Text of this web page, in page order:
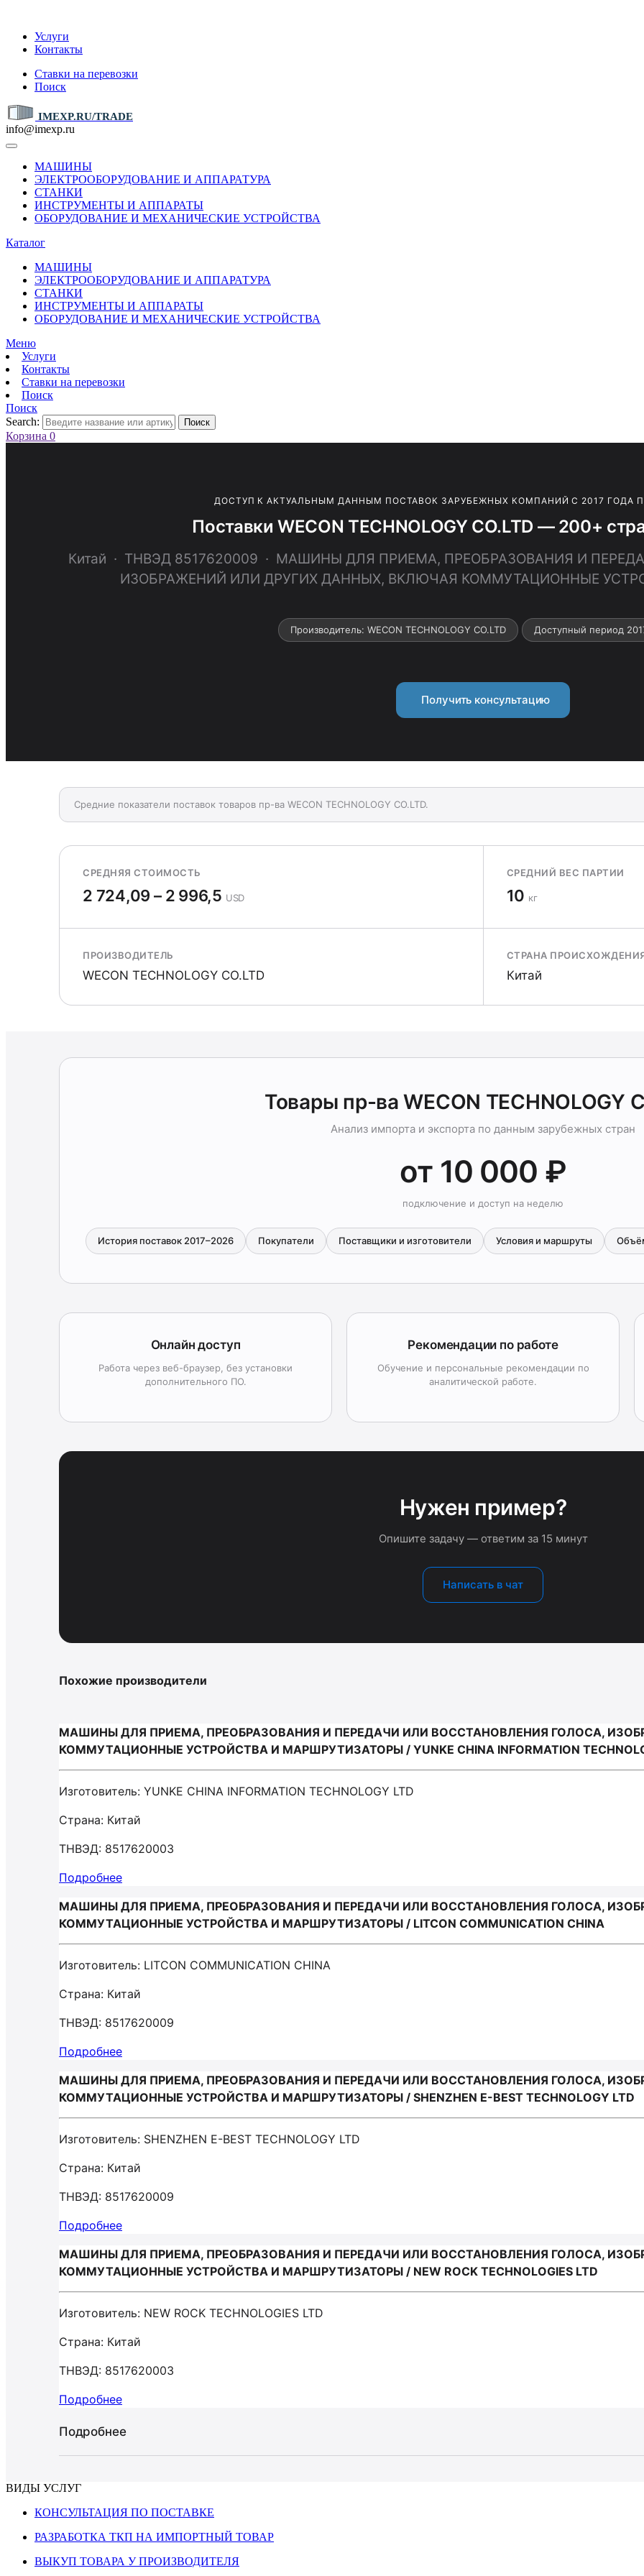
Услуги
Контакты
Ставки на перевозки
Поиск
IMEXP.RU/TRADE
info@imexp.ru
МАШИНЫ
ЭЛЕКТРООБОРУДОВАНИЕ И АППАРАТУРА
СТАНКИ
ИНСТРУМЕНТЫ И АППАРАТЫ
ОБОРУДОВАНИЕ И МЕХАНИЧЕСКИЕ УСТРОЙСТВА
Каталог
МАШИНЫ
ЭЛЕКТРООБОРУДОВАНИЕ И АППАРАТУРА
СТАНКИ
ИНСТРУМЕНТЫ И АППАРАТЫ
ОБОРУДОВАНИЕ И МЕХАНИЧЕСКИЕ УСТРОЙСТВА
Меню
Услуги
Контакты
Ставки на перевозки
Поиск
Поиск
Search:
Поиск
Корзина 0
ДОСТУП К АКТУАЛЬНЫМ ДАННЫМ ПОСТАВОК ЗАРУБЕЖНЫХ КОМПАНИЙ С 2017 ГОДА
Поставки WECON TECHNOLOGY CO.LTD — 200+
Китай · ТНВЭД 8517620009 · МАШИНЫ ДЛЯ ПРИЕМА, ПРЕОБРАЗОВАНИЯ И
ИЗОБРАЖЕНИЙ ИЛИ ДРУГИХ ДАННЫХ, ВКЛЮЧАЯ КОММУТАЦИОННЫЕ
Производитель: WECON TECHNOLOGY CO.LTD Доступный период
Получить консультацию
Средние показатели поставок товаров пр-ва WECON TECHNOLOGY CO.LTD.
СРЕДНЯЯ СТОИМОСТЬ
2 724,09 – 2 996,5 USD
СРЕДНИЙ ВЕС ПАРТИИ
10 кг
ПРОИЗВОДИТЕЛЬ
WECON TECHNOLOGY CO.LTD
СТРАНА
Китай
Товары пр-ва WECON TECHNOLOGY
Анализ импорта и экспорта по данным зарубежных стран
от 10 000 ₽
подключение и доступ на неделю
История поставок 2017–2026 Покупатели Поставщики и изготовители Условия и маршруты
Онлайн доступ
Работа через веб-браузер, без установки
дополнительного ПО.
Рекомендации по работе
Обучение и персональные рекомендации по
аналитической работе.
Нужен пример?
Опишите задачу — ответим за 15 минут
Написать в чат
Похожие производители
МАШИНЫ ДЛЯ ПРИЕМА, ПРЕОБРАЗОВАНИЯ И ПЕРЕДАЧИ ИЛИ ВОССТАНОВЛЕНИЯ ГОЛОСА,
КОММУТАЦИОННЫЕ УСТРОЙСТВА И МАРШРУТИЗАТОРЫ / YUNKE CHINA INFORMATION
Изготовитель: YUNKE CHINA INFORMATION TECHNOLOGY LTD
Страна: Китай
ТНВЭД: 8517620003
Подробнее
МАШИНЫ ДЛЯ ПРИЕМА, ПРЕОБРАЗОВАНИЯ И ПЕРЕДАЧИ ИЛИ ВОССТАНОВЛЕНИЯ ГОЛОСА,
КОММУТАЦИОННЫЕ УСТРОЙСТВА И МАРШРУТИЗАТОРЫ / LITCON COMMUNICATION CHINA
Изготовитель: LITCON COMMUNICATION CHINA
Страна: Китай
ТНВЭД: 8517620009
Подробнее
МАШИНЫ ДЛЯ ПРИЕМА, ПРЕОБРАЗОВАНИЯ И ПЕРЕДАЧИ ИЛИ ВОССТАНОВЛЕНИЯ ГОЛОСА,
КОММУТАЦИОННЫЕ УСТРОЙСТВА И МАРШРУТИЗАТОРЫ / SHENZHEN E-BEST TECHNOLOGY LTD
Изготовитель: SHENZHEN E-BEST TECHNOLOGY LTD
Страна: Китай
ТНВЭД: 8517620009
Подробнее
МАШИНЫ ДЛЯ ПРИЕМА, ПРЕОБРАЗОВАНИЯ И ПЕРЕДАЧИ ИЛИ ВОССТАНОВЛЕНИЯ ГОЛОСА,
КОММУТАЦИОННЫЕ УСТРОЙСТВА И МАРШРУТИЗАТОРЫ / NEW ROCK TECHNOLOGIES LTD
Изготовитель: NEW ROCK TECHNOLOGIES LTD
Страна: Китай
ТНВЭД: 8517620003
Подробнее
Подробнее
ВИДЫ УСЛУГ
КОНСУЛЬТАЦИЯ ПО ПОСТАВКЕ
РАЗРАБОТКА ТКП НА ИМПОРТНЫЙ ТОВАР
ВЫКУП ТОВАРА У ПРОИЗВОДИТЕЛЯ